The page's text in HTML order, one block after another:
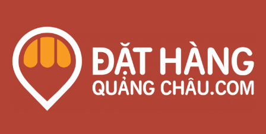
content